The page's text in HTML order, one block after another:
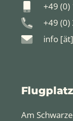
+49
+49
info
Flugplatz
Am